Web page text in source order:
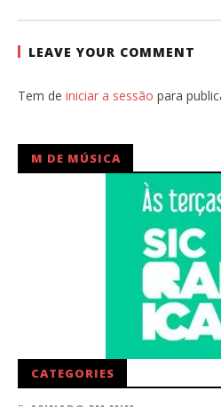
Ventura
LEAVE YOUR COMMENT
Tem de iniciar a sessão para
M DE MÚSICA
CATEGORIES